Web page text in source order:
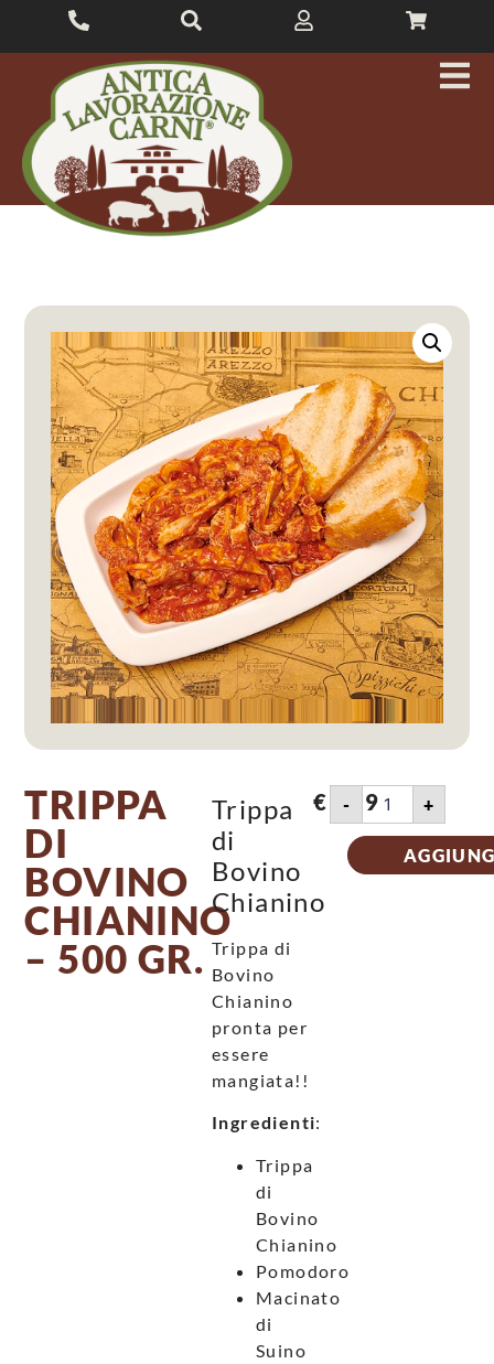
TRIPPA
DI
BOVINO
CHIANINO
– 500 GR.
Trippa
di
Bovino
Chianino
Trippa di
Bovino
Chianino
pronta per
essere
mangiata!!
Ingredienti:
Trippa
di
Bovino
Chianino
Pomodoro
Macinato
di
Suino
€ 9.39
- +